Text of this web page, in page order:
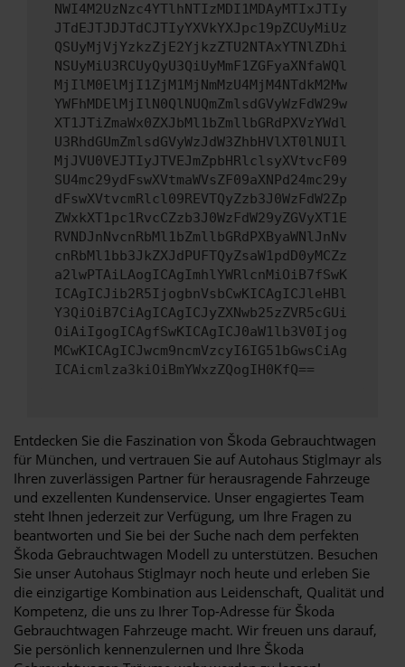
NWI4M2UzNzc4YTlhNTIzMDI1MDAyMTIxJTIy
JTdEJTJDJTdCJTIyYXVkYXJpc19pZCUyMiUz
QSUyMjVjYzkzZjE2YjkzZTU2NTAxYTNlZDhi
NSUyMiU3RCUyQyU3QiUyMmF1ZGFyaXNfaWQl
MjIlM0ElMjI1ZjM1MjNmMzU4MjM4NTdkM2Mw
YWFhMDElMjIlN0QlNUQmZmlsdGVyWzFdW29w
XT1JTiZmaWx0ZXJbMl1bZmllbGRdPXVzYWdl
U3RhdGUmZmlsdGVyWzJdW3ZhbHVlXT0lNUIl
MjJVU0VEJTIyJTVEJmZpbHRlclsyXVtvcF09
SU4mc29ydFswXVtmaWVsZF09aXNPd24mc29y
dFswXVtvcmRlcl09REVTQyZzb3J0WzFdW2Zp
ZWxkXT1pc1RvcCZzb3J0WzFdW29yZGVyXT1E
RVNDJnNvcnRbMl1bZmllbGRdPXByaWNlJnNv
cnRbMl1bb3JkZXJdPUFTQyZsaW1pdD0yMCZz
a2lwPTAiLAogICAgImhlYWRlcnMiOiB7fSwK
ICAgICJib2R5IjogbnVsbCwKICAgICJleHBl
Y3QiOiB7CiAgICAgICJyZXNwb25zZVR5cGUi
OiAiIgogICAgfSwKICAgICJ0aW1lb3V0Ijog
MCwKICAgICJwcm9ncmVzcyI6IG51bGwsCiAg
ICAicmlza3kiOiBmYWxzZQogIH0KfQ==
Entdecken Sie die Faszination von Škoda Gebrauchtwagen
für München, und vertrauen Sie auf Autohaus Stiglmayr als
Ihren zuverlässigen Partner für herausragende Fahrzeuge
und exzellenten Kundenservice. Unser engagiertes Team
steht Ihnen jederzeit zur Verfügung, um Ihre Fragen zu
beantworten und Sie bei der Suche nach dem perfekten
Škoda Gebrauchtwagen Modell zu unterstützen. Besuchen
Sie unser Autohaus Stiglmayr noch heute und erleben Sie
die einzigartige Kombination aus Leidenschaft, Qualität und
Kompetenz, die uns zu Ihrer Top-Adresse für Škoda
Gebrauchtwagen Fahrzeuge macht. Wir freuen uns darauf,
Sie persönlich kennenzulernen und Ihre Škoda